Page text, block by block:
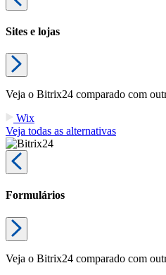
Sites e lojas
Veja o Bitrix24 comparado com
Wix
Veja todas as alternativas
Formulários
Veja o Bitrix24 comparado com